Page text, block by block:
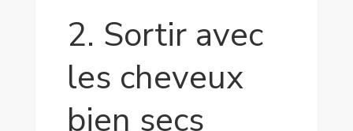
2. Sortir avec
les cheveux
bien secs